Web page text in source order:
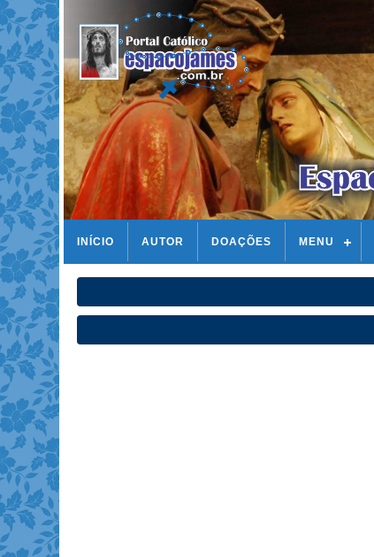
INÍCIO AUTOR DOAÇÕES MENU